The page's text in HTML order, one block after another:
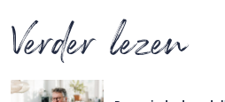
Verder lezen